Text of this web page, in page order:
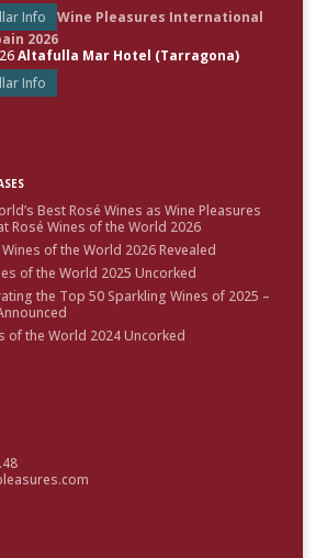
Info
Wine Pleasures International
2026
Altafulla Mar Hotel (Tarragona)
Info
Best Rosé Wines as Wine Pleasures
Rosé Wines of the World 2026
of the World 2026 Revealed
of the World 2025 Uncorked
the Top 50 Sparkling Wines of 2025 –
of the World 2024 Uncorked